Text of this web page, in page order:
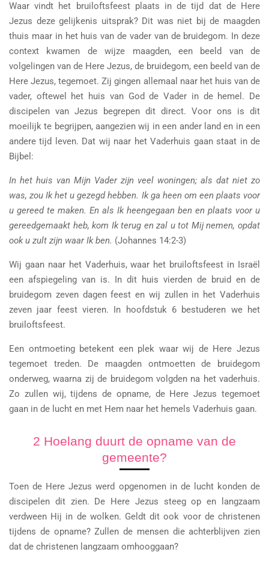
Waar vindt het bruiloftsfeest plaats in de tijd dat de Here
Jezus deze gelijkenis uitsprak? Dit was niet bij de maagden
thuis maar in het huis van de vader van de bruidegom. In deze
context kwamen de wijze maagden, een beeld van de
volgelingen van de Here Jezus, de bruidegom, een beeld van de
Here Jezus, tegemoet. Zij gingen allemaal naar het huis van de
vader, oftewel het huis van God de Vader in de hemel. De
discipelen van Jezus begrepen dit direct. Voor ons is dit
moeilijk te begrijpen, aangezien wij in een ander land en in een
andere tijd leven. Dat wij naar het Vaderhuis gaan staat in de
Bijbel:
In het huis van Mijn Vader zijn veel woningen; als dat niet zo
was, zou Ik het u gezegd hebben. Ik ga heen om een plaats voor
u gereed te maken. En als Ik heengegaan ben en plaats voor u
gereedgemaakt heb, kom Ik terug en zal u tot Mij nemen, opdat
ook u zult zijn waar Ik ben. (Johannes 14:2-3)
Wij gaan naar het Vaderhuis, waar het bruiloftsfeest in Israël
een afspiegeling van is. In dit huis vierden de bruid en de
bruidegom zeven dagen feest en wij zullen in het Vaderhuis
zeven jaar feest vieren. In hoofdstuk 6 bestuderen we het
bruiloftsfeest.
Een ontmoeting betekent een plek waar wij de Here Jezus
tegemoet treden. De maagden ontmoetten de bruidegom
onderweg, waarna zij de bruidegom volgden na het vaderhuis.
Zo zullen wij, tijdens de opname, de Here Jezus tegemoet
gaan in de lucht en met Hem naar het hemels Vaderhuis gaan.
2 Hoelang duurt de opname van de
gemeente?
Toen de Here Jezus werd opgenomen in de lucht konden de
discipelen dit zien. De Here Jezus steeg op en langzaam
verdween Hij in de wolken. Geldt dit ook voor de christenen
tijdens de opname? Zullen de mensen die achterblijven zien
dat de christenen langzaam omhooggaan?